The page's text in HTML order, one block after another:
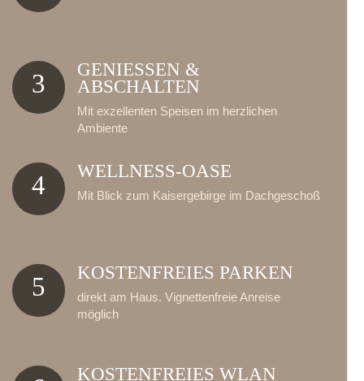
3
GENIESSEN & A
BSCHALTEN
Mit exzellenten Speisen im herzlichen
Ambiente
4 WELLNESS-OASE
Mit Blick zum Kaisergebirge im Dachgeschoß
5 KOSTENFREIES PARKEN
direkt am Haus. Vignettenfreie Anreise
möglich
KOSTENFREIES WLAN